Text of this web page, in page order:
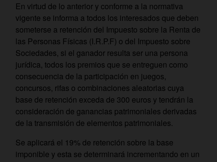
En virtud de lo anterior y conforme a la normativa
vigente se informa a todos los interesados que deben
someterse a retención del Impuesto sobre la Renta de
las Personas Físicas (I.R.P.F) o del Impuesto sobre
Sociedades, si el ganador resulta ser una persona
jurídica, todos los premios que se entreguen como
consecuencia de la participación en juegos,
concursos, rifas o combinaciones aleatorias cuya
base de retención exceda de 300 euros y tendrán la
consideración de ganancias patrimoniales derivadas
de la transmisión de elementos patrimoniales.
Se aplicará el 19% de retención sobre la base
imponible y esta se determinará incrementando en un